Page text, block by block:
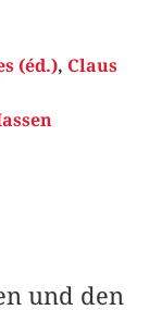
(éd.), Claus
und den